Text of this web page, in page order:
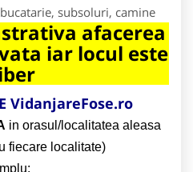
subsoluri, camine
afacerea
iar locul este
VidanjareFose.ro
in orasul/localitatea aleasa
fiecare localitate)